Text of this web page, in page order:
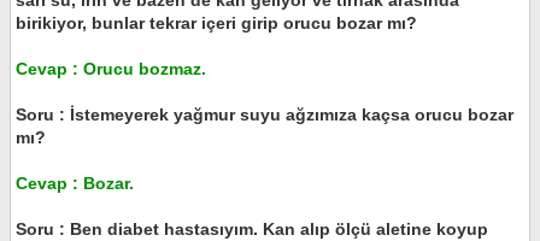
birikiyor, bunlar tekrar içeri girip orucu bozar mı?
Cevap : Orucu bozmaz.
Soru : İstemeyerek yağmur suyu ağzımıza kaçsa orucu bozar
mı?
Cevap : Bozar.
Soru : Ben diabet hastasıyım. Kan alıp ölçü aletine koyup